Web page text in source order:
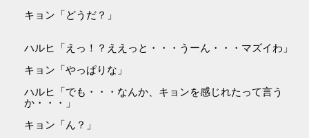
キョン「どうだ？」
ハルヒ「えっ！？ええっと・・・うーん・・・マズイわ」
キョン「やっぱりな」
ハルヒ「でも・・・なんか、キョンを感じれたって言う
か・・・」
キョン「ん？」